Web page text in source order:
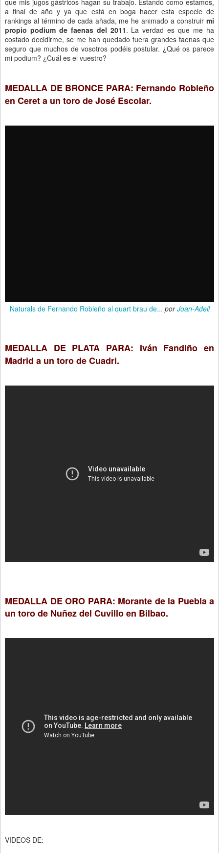
que mis jugos gástricos hagan su trabajo. Estando como estamos,
a final de año y ya que está en boga hacer esta especie de
rankings al término de cada añada, me he animado a construir mi
propio podium de faenas del 2011. La verdad es que me ha
costado decidirme, se me han quedado fuera grandes faenas que
seguro que muchos de vosotros podéis postular. ¿Qué os parece
mi podium? ¿Cuál es el vuestro?
MEDALLA DE BRONCE PARA: Fernando Robleño
en Ceret a un toro de José Escolar.
Naturals de Fernando Robleño al quart brau de... porJoan-Adell
MEDALLA DE PLATA PARA: Iván Fandiño en
Madrid a un toro de Cuadri.
MEDALLA DE ORO PARA: Morante de la Puebla a
un toro de Nuñez del Cuvillo en Bilbao.
VIDEOS DE: